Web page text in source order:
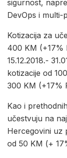
sigurnost,
DevOps i multi-
Kotizacija za
400 KM (+17%
15.12.2018.-
kotizacije od
300 KM (+17%
Kao i
učestvuju na
Hercegovini uz
od 50 KM (+